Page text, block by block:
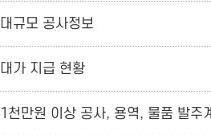
대규모 공사정보
대가 지급 현황
1천만원 이상 공사, 용역, 물품 발주